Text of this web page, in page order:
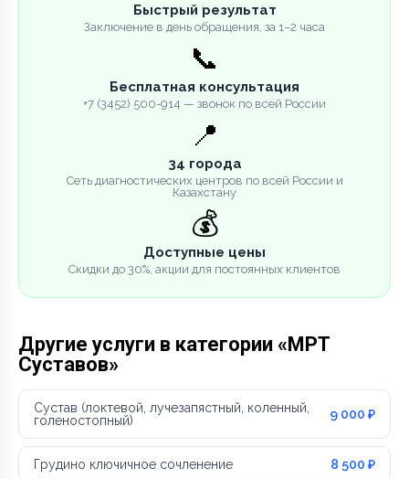
Быстрый результат
Заключение в день обращения, за 1–2 часа
📞
Бесплатная консультация
+7 (3452) 500-914 — звонок по всей России
📍
34 города
Сеть диагностических центров по всей России и
Казахстану
💰
Доступные цены
Скидки до 30%, акции для постоянных клиентов
Другие услуги в категории «МРТ
Суставов»
Сустав (локтевой, лучезапястный, коленный,
голеностопный)
9 000 ₽
Грудино ключичное сочленение 8 500 ₽